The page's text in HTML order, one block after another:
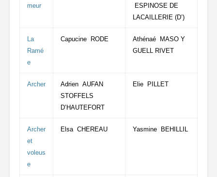
meur
ESPINOSE DE
LACAILLERIE (D’)
La
Ramé
e
Capucine RODE
Athénaé MASO Y
GUELL RIVET
Archer
Adrien AUFAN
STOFFELS
D’HAUTEFORT
Elie PILLET
Archer
et
voleus
e
Elsa CHEREAU Yasmine BEHILLIL